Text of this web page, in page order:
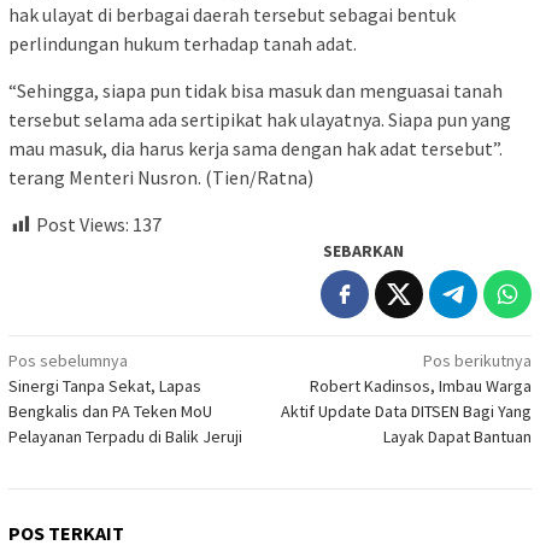
hak ulayat di berbagai daerah tersebut sebagai bentuk
perlindungan hukum terhadap tanah adat.
“Sehingga, siapa pun tidak bisa masuk dan menguasai tanah
tersebut selama ada sertipikat hak ulayatnya. Siapa pun yang
mau masuk, dia harus kerja sama dengan hak adat tersebut”.
terang Menteri Nusron. (Tien/Ratna)
Post Views: 137
SEBARKAN
Navigasi
pos
Pos sebelumnya
Sinergi Tanpa Sekat, Lapas
Bengkalis dan PA Teken MoU
Pelayanan Terpadu di Balik Jeruji
Pos berikutnya
Robert Kadinsos, Imbau Warga
Aktif Update Data DITSEN Bagi Yang
Layak Dapat Bantuan
POS TERKAIT